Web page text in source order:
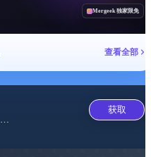
Mergeek 独家限免
查看全部
智能专注应用，屏蔽干扰、自定义...
获取